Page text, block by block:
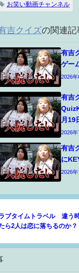
お笑い動画チャンネル
吉クイズの関連記
有吉
ゲー
2026年
有吉
月19
2026年
有吉
に
2026年
ブタイムトラベル 違う
ら2人は恋に落ちるのか